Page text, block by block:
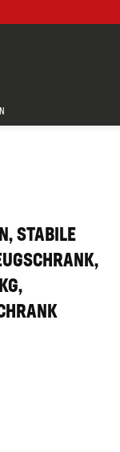
STABILE